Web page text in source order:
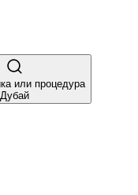
или процедура
Дубай